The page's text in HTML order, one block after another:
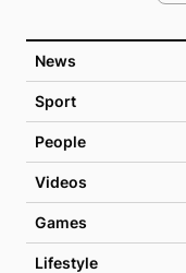
News
Sport
People
Videos
Games
Lifestyle